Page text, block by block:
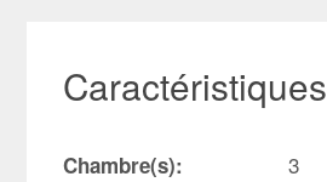
Caractéristiques
Chambre(s): 3